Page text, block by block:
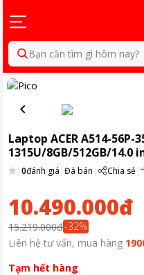
Bạn cần tìm gì hôm nay?
Laptop ACER A514-56P-
1315U/8GB/512GB/14.0
|0đánh giá |Đã bán | Chia sẻ|
10.490.000đ
15.219.000đ-32%
Liên hệ tư vấn, mua hàng
Tạm hết hàng